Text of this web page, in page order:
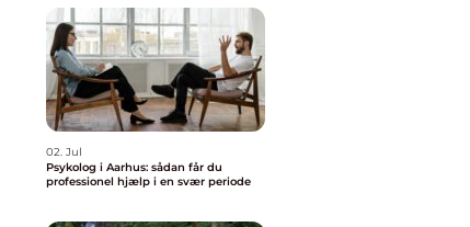
02. Jul
Psykolog i Aarhus: sådan får du
professionel hjælp i en svær periode